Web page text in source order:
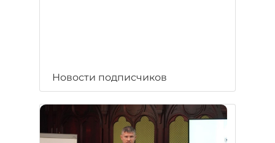
Новости подписчиков